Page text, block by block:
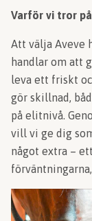
Varför vi tror
Att välja Aveve
handlar om att
leva ett friskt
gör skillnad,
på elitnivå.
vill vi ge dig
något extra –